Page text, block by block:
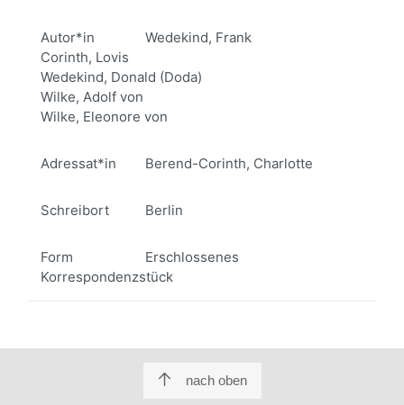
Autor*in
Wedekind, Frank
Corinth, Lovis
Wedekind, Donald (Doda)
Wilke, Adolf von
Wilke, Eleonore von
Adressat*in Berend-Corinth, Charlotte
Schreibort Berlin
Form
Erschlossenes
Korrespondenzstück
nach oben